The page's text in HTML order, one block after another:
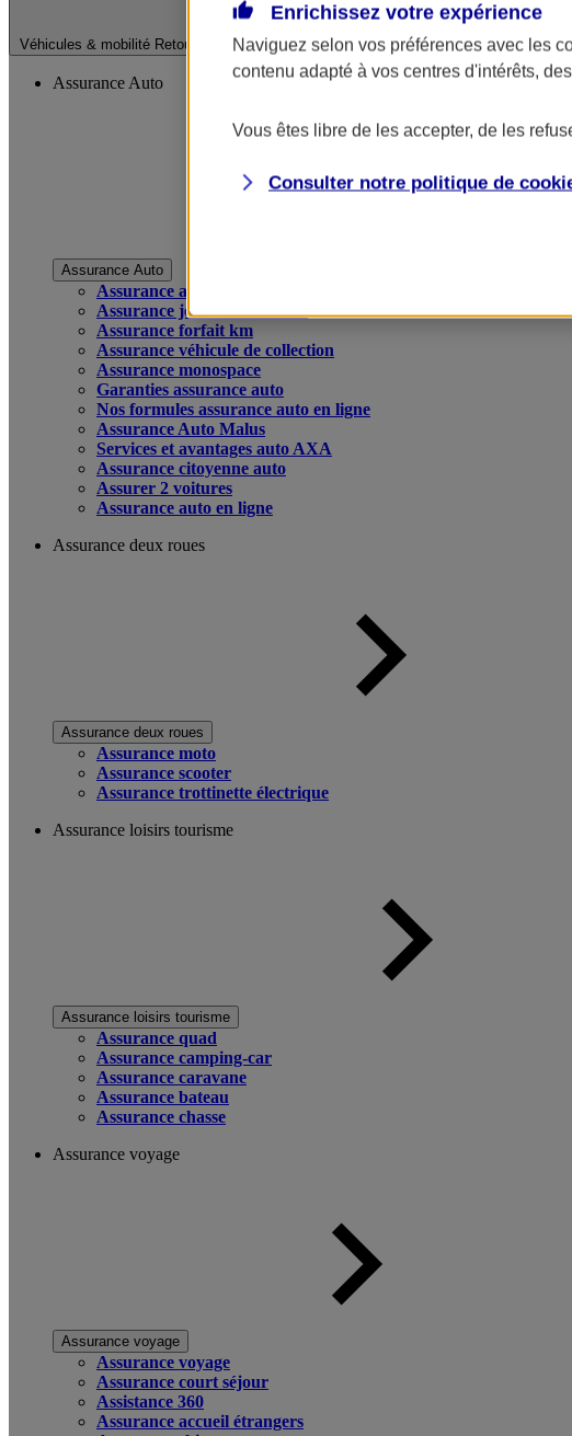
Véhicules & mobilité Retour à la section précédente
Fermer le menu principal
Assurance Auto
Assurance Auto
Assurance auto
Assurance jeune conducteur
Assurance forfait km
Assurance véhicule de collection
Assurance monospace
Garanties assurance auto
Nos formules assurance auto en ligne
Assurance Auto Malus
Services et avantages auto AXA
Assurance citoyenne auto
Assurer 2 voitures
Assurance auto en ligne
Assurance deux roues
Assurance deux roues
Assurance moto
Assurance scooter
Assurance trottinette électrique
Assurance loisirs tourisme
Assurance loisirs tourisme
Assurance quad
Assurance camping-car
Assurance caravane
Assurance bateau
Assurance chasse
Assurance voyage
Assurance voyage
Assurance voyage
Assurance court séjour
Assistance 360
Assurance accueil étrangers
Enrichissez votre expérience
Naviguez selon vos préférences avec les
contenu adapté à vos centres d'intérêts,
Vous êtes libre de les accepter, de les
Consulter notre politique de